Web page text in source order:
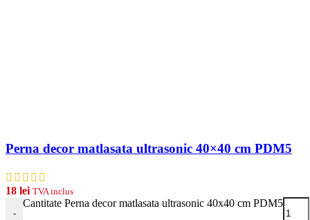
Perna decor matlasata ultrasonic 40×40 cm PDM5
18 lei TVA inclus
-
Cantitate Perna decor matlasata ultrasonic 40x40 cm PDM5